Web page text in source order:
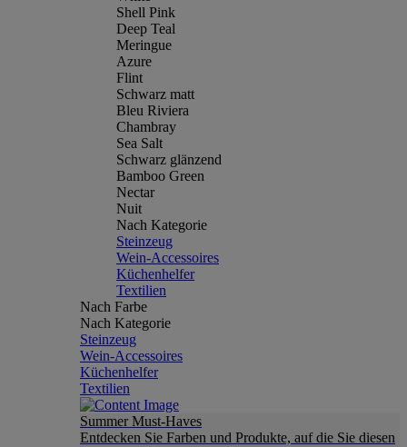
Shell Pink
Deep Teal
Meringue
Azure
Flint
Schwarz matt
Bleu Riviera
Chambray
Sea Salt
Schwarz glänzend
Bamboo Green
Nectar
Nuit
Nach Kategorie
Steinzeug
Wein-Accessoires
Küchenhelfer
Textilien
Nach Farbe
Nach Kategorie
Steinzeug
Wein-Accessoires
Küchenhelfer
Textilien
Summer Must-Haves
Entdecken Sie Farben und Produkte, auf die Sie diesen